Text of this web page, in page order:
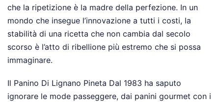
che la ripetizione è la madre della perfezione. In un
mondo che insegue l’innovazione a tutti i costi, la
stabilità di una ricetta che non cambia dal secolo
scorso è l’atto di ribellione più estremo che si possa
immaginare.
Il Panino Di Lignano Pineta Dal 1983 ha saputo
ignorare le mode passeggere, dai panini gourmet con i